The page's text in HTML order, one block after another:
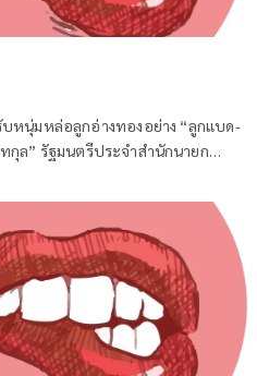
บหนุ่มหล่อลูกอ่างทองอย่าง “ลูกแบด-
กุล” รัฐมนตรีประจำสำนักนายก
บรอบวันคล้ายวันเกิด 77 ปี ของนายประ
พรรณบุรี จากค่ายเดียวกันที่จังหวัด
1 สิงหาคมที่ผ่านมา